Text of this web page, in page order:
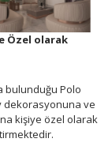
Özel olarak
bulunduğu Polo
dekorasyonuna ve
kişiye özel olarak